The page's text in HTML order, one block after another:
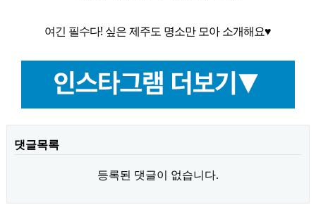
여긴 필수다! 싶은 제주도 명소만 모아 소개해요♥
댓글목록
등록된 댓글이 없습니다.